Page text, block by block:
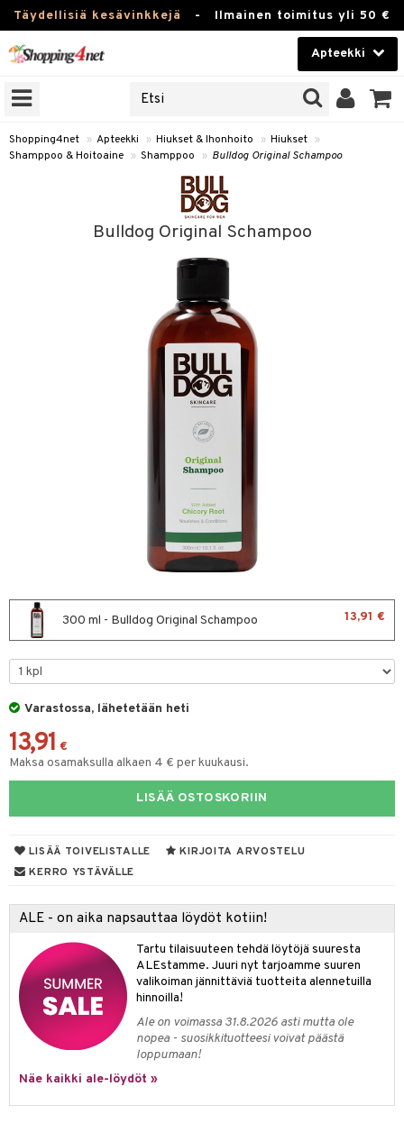
Täydellisiä kesävinkkejä - Ilmainen toimitus yli 50 €
Apteekki
Kauneudenhoito
Piilolinssit
Shopping4net » Apteekki » Hiukset & Ihonhoito » Hiukset »
Shamppoo & Hoitoaine » Shamppoo » Bulldog Original Schampoo
Bulldog Original Schampoo
300 ml - Bulldog Original Schampoo 13,91 €
Varastossa, lähetetään heti
13,91 €
Maksa osamaksulla alkaen 4 € per kuukausi.
LISÄÄ OSTOSKORIIN
LISÄÄ TOIVELISTALLE
KIRJOITA ARVOSTELU
KERRO YSTÄVÄLLE
ALE - on aika napsauttaa löydöt kotiin!
Tartu tilaisuuteen tehdä löytöjä suuresta
ALEstamme. Juuri nyt tarjoamme suuren
valikoiman jännittäviä tuotteita alennetuilla
hinnoilla!
Ale on voimassa 31.8.2026 asti mutta ole
nopea - suosikkituotteesi voivat päästä
loppumaan!
Näe kaikki ale-löydöt »
miehille
/ Sheivaus
iho
& Tarvikkeet
vuoto
& Kutina
Tamppoonit
hoito
iholla
& Lämpö
& Ovulointi
Vahvuus